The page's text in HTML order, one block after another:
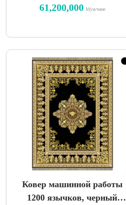
61,200,000 Мужчине
Ковер машинной работы
1200 язычков, черный